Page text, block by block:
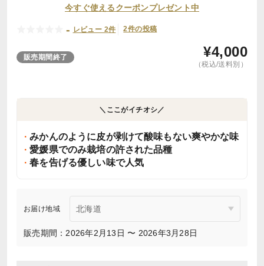
今すぐ使えるクーポンプレゼント中
- レビュー 2件 2件の投稿
販売期間終了 ¥4,000
（税込/送料別）
＼ここがイチオシ／
みかんのように皮が剥けて酸味もない爽やかな味
愛媛県でのみ栽培の許された品種
春を告げる優しい味で人気
お届け地域
販売期間：2026年2月13日 〜 2026年3月28日